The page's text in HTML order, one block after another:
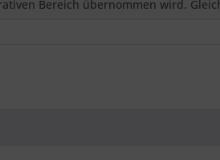
Bereich übernommen wird.